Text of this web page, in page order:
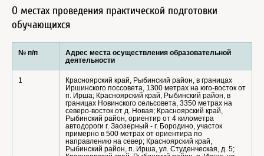
О местах проведения практической подготовки
обучающихся
№ п/п
Адрес места осуществления образовательной
деятельности
1
Красноярский край, Рыбинский район, в границах
Иршинского поссовета, 1300 метрах на юго-восток от
п. Ирша; Красноярский край, Рыбинский район, в
границах Новинского сельсовета, 3350 метрах на
северо-восток от д. Новая; Красноярский край,
Рыбинский район, ориентир от 4 километра
автодороги г. Заозерный - г. Бородино, участок
примерно в 500 метрах от ориентира по
направлению на север; Красноярский край,
Рыбинский район, п. Ирша, ул. Студенческая, д. 5;